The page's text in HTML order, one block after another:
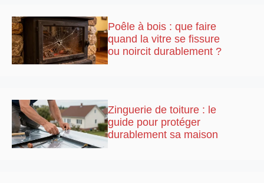
Poêle à bois : que faire
quand la vitre se fissure
ou noircit durablement ?
Zinguerie de toiture : le
guide pour protéger
durablement sa maison